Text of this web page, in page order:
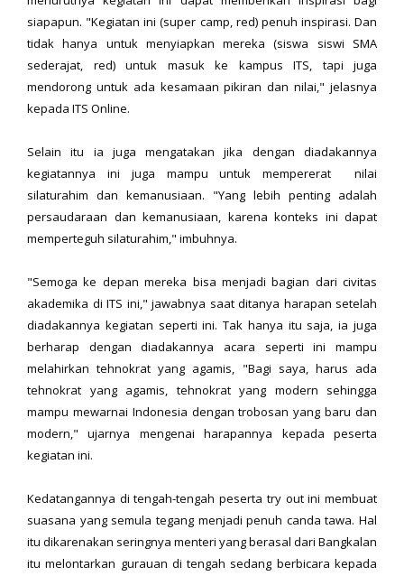
siapapun. "Kegiatan ini (super camp, red) penuh inspirasi. Dan
tidak hanya untuk menyiapkan mereka (siswa siswi SMA
sederajat, red) untuk masuk ke kampus ITS, tapi juga
mendorong untuk ada kesamaan pikiran dan nilai," jelasnya
kepada ITS Online.
Selain itu ia juga mengatakan jika dengan diadakannya
kegiatannya ini juga mampu untuk mempererat nilai
silaturahim dan kemanusiaan. "Yang lebih penting adalah
persaudaraan dan kemanusiaan, karena konteks ini dapat
memperteguh silaturahim," imbuhnya.
"Semoga ke depan mereka bisa menjadi bagian dari civitas
akademika di ITS ini," jawabnya saat ditanya harapan setelah
diadakannya kegiatan seperti ini. Tak hanya itu saja, ia juga
berharap dengan diadakannya acara seperti ini mampu
melahirkan tehnokrat yang agamis, "Bagi saya, harus ada
tehnokrat yang agamis, tehnokrat yang modern sehingga
mampu mewarnai Indonesia dengan trobosan yang baru dan
modern," ujarnya mengenai harapannya kepada peserta
kegiatan ini.
Kedatangannya di tengah-tengah peserta try out ini membuat
suasana yang semula tegang menjadi penuh canda tawa. Hal
itu dikarenakan seringnya menteri yang berasal dari Bangkalan
itu melontarkan gurauan di tengah sedang berbicara kepada